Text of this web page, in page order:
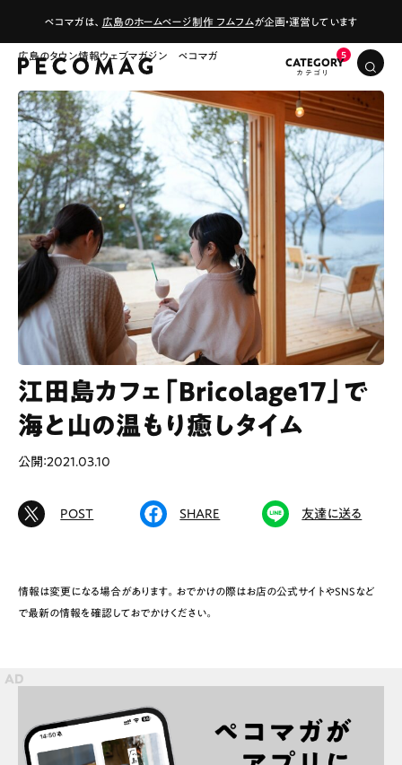
ペコマガは、 広島のホームページ制作 フムフムが企画・運営しています
広島のタウン情報ウェブマガジン ペコマガ
CATEGORY
# ファミリーにおすすめ # 女子旅におすすめ
Outing
江田島カフェ「Bricolage17」で
海と山の温もり癒しタイム
公開：2021.03.10
POST SHARE 友達に送る
情報は変更になる場合があります。おでかけの際はお店の公式サイトやSNSなど
で最新の情報を確認しておでかけください。